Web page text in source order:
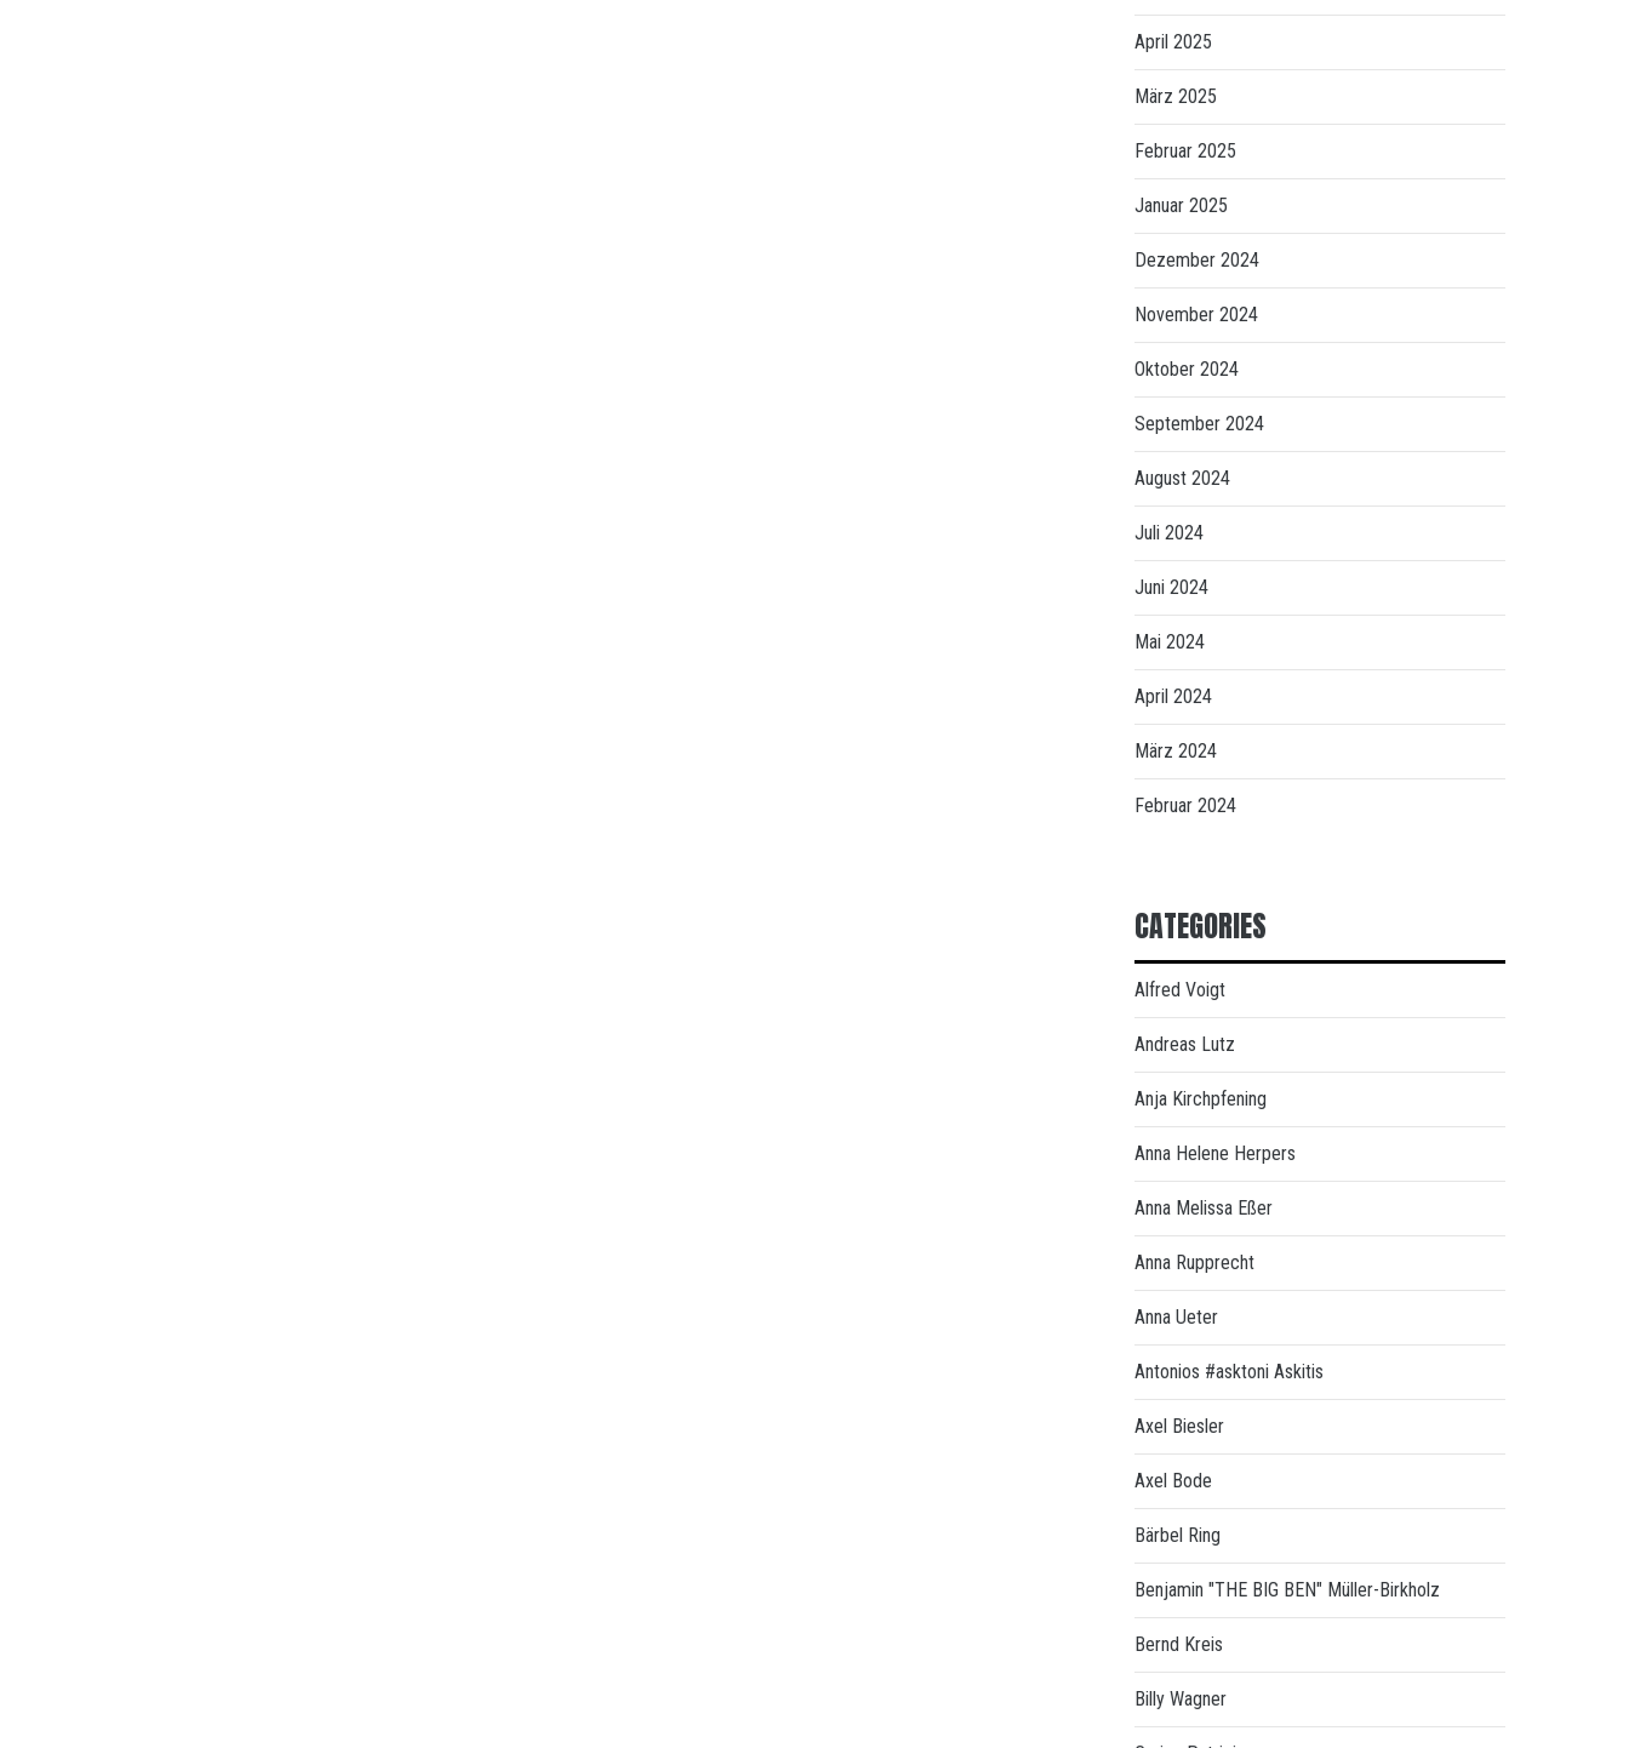
April 2025
März 2025
Februar 2025
Januar 2025
Dezember 2024
November 2024
Oktober 2024
September 2024
August 2024
Juli 2024
Juni 2024
Mai 2024
April 2024
März 2024
Februar 2024
CATEGORIES
Alfred Voigt
Andreas Lutz
Anja Kirchpfening
Anna Helene Herpers
Anna Melissa Eßer
Anna Rupprecht
Anna Ueter
Antonios #asktoni Askitis
Axel Biesler
Axel Bode
Bärbel Ring
Benjamin "THE BIG BEN" Müller-Birkholz
Bernd Kreis
Billy Wagner